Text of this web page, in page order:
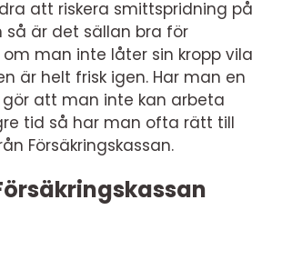
att riskera smittspridning på
så är det sällan bra för
man inte låter sin kropp vila
är helt frisk igen. Har man en
att man inte kan arbeta
tid så har man ofta rätt till
Försäkringskassan.